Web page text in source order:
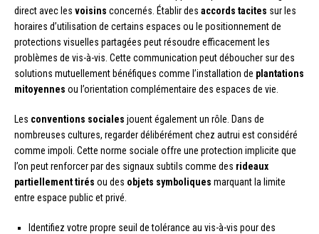
direct avec les voisins concernés. Établir des accords tacites sur les
horaires d’utilisation de certains espaces ou le positionnement de
protections visuelles partagées peut résoudre efficacement les
problèmes de vis-à-vis. Cette communication peut déboucher sur des
solutions mutuellement bénéfiques comme l’installation de plantations
mitoyennes ou l’orientation complémentaire des espaces de vie.
Les conventions sociales jouent également un rôle. Dans de
nombreuses cultures, regarder délibérément chez autrui est considéré
comme impoli. Cette norme sociale offre une protection implicite que
l’on peut renforcer par des signaux subtils comme des rideaux
partiellement tirés ou des objets symboliques marquant la limite
entre espace public et privé.
Identifiez votre propre seuil de tolérance au vis-à-vis pour des